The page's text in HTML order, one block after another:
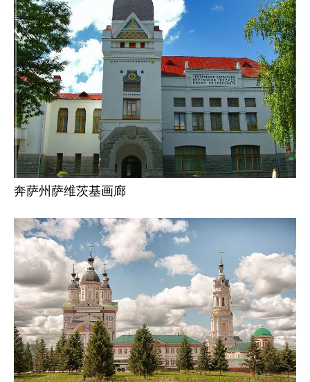
奔萨州萨维茨基画廊